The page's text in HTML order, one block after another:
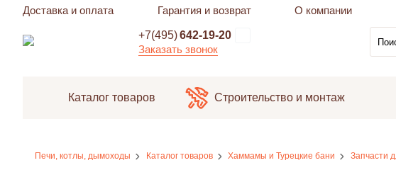
Доставка и оплата Гарантия и возврат О компании
+7(495) 642-19-20
Заказать звонок
Каталог товаров Строительство и монтаж
Печи, котлы, дымоходы Каталог товаров Хаммамы и Турецкие бани Запчасти